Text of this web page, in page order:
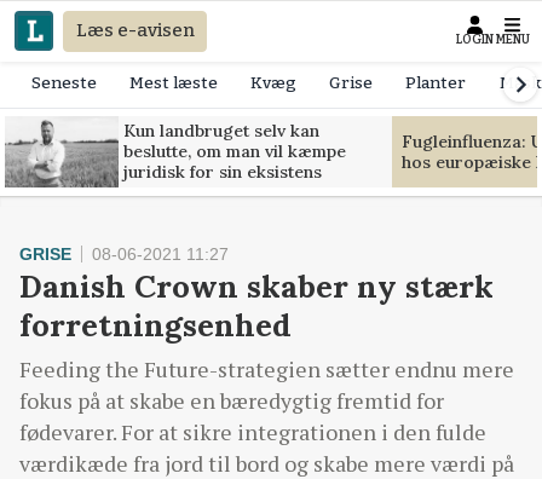
Læs e-avisen LOGIN MENU
Seneste Mest læste Kvæg Grise Planter
Kun landbruget selv kan
beslutte, om man vil kæmpe
juridisk for sin eksistens
Fugleinfluenza:
hos europæiske
GRISE 08-06-2021 11:27
Danish Crown skaber ny stærk
forretningsenhed
Feeding the Future-strategien sætter endnu mere
fokus på at skabe en bæredygtig fremtid for
fødevarer. For at sikre integrationen i den fulde
værdikæde fra jord til bord og skabe mere værdi på